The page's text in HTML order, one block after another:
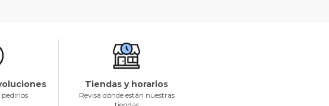
Tiendas y horarios
Revisa dónde están nuestras